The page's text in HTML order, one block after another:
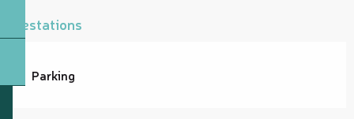
Prestations
Parking